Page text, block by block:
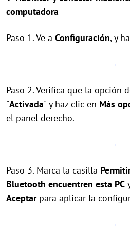
computadora
Paso 1. Ve a Configuración, y
Paso 2. Verifica que la opción
"Activada" y haz clic en Más
el panel derecho.
Paso 3. Marca la casilla
Bluetooth encuentren esta PC
Aceptarpara aplicar la